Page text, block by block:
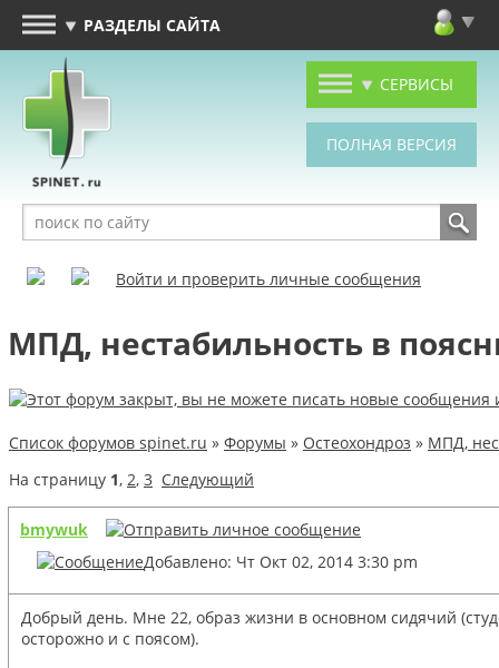
РАЗДЕЛЫ САЙТА
СЕРВИСЫ
Войти и проверить личные сообщения
МПД, нестабильность в
Список форумов spinet.ru » Форумы » Остеохондроз » МПД,
На страницу 1, 2, 3 Следующий
bmywuk
Добавлено: Чт Окт 02, 2014 3:30 pm
Добрый день. Мне 22, образ жизни в основном сидячий
осторожно и с поясом).